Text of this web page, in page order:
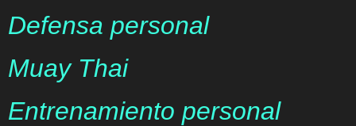
Defensa personal
Muay Thai
Entrenamiento personal